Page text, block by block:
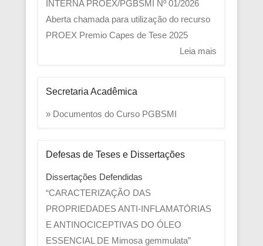
INTERNA PROEX/PGBSMI Nº 01/2026
Aberta chamada para utilização do recurso
PROEX Premio Capes de Tese 2025
Leia mais
Secretaria Acadêmica
» Documentos do Curso PGBSMI
Defesas de Teses e Dissertações
Dissertações Defendidas
“CARACTERIZAÇÃO DAS
PROPRIEDADES ANTI-INFLAMATÓRIAS
E ANTINOCICEPTIVAS DO ÓLEO
ESSENCIAL DE Mimosa gemmulata”